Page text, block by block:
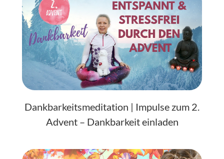
Dankbarkeitsmeditation | Impulse zum 2.
Advent – Dankbarkeit einladen